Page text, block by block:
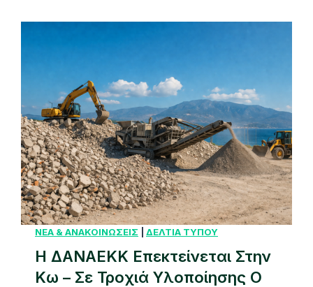
ν
η
σ
ι
α
κ
ή
Α
ν
ΝΕΑ & ΑΝΑΚΟΙΝΩΣΕΙΣ ΔΕΛΤΙΑ ΤΥΠΟΥ
Η ΔΑΝΑΕΚΚ Επεκτείνεται Στην
Κω – Σε Τροχιά Υλοποίησης Ο